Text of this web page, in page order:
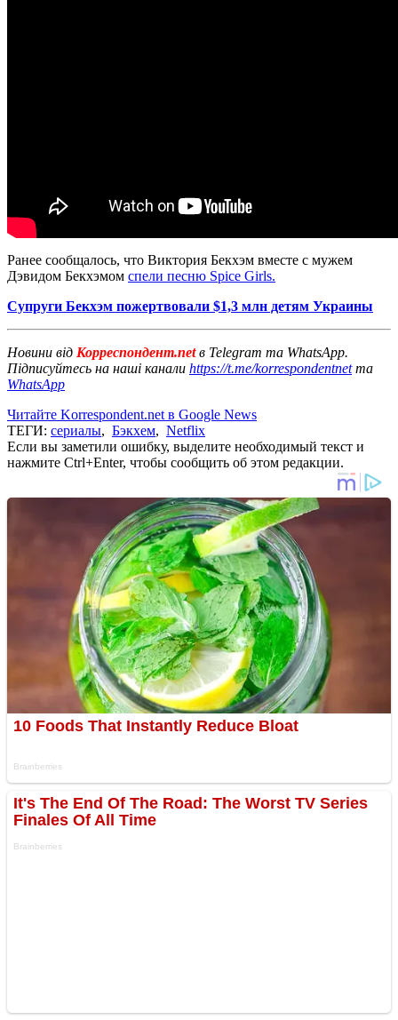
Ранее сообщалось, что Виктория Бекхэм вместе с мужем
Дэвидом Бекхэмом спели песню Spice Girls.
Супруги Бекхэм пожертвовали $1,3 млн детям Украины
Новини від Корреспондент.netв Telegram та WhatsApp.
Підписуйтесь на наші канали https://t.me/korrespondentnetта
WhatsApp
Читайте Korrespondent.net в Google News
ТЕГИ: сериалы, Бэкхем, Netflix
Если вы заметили ошибку, выделите необходимый текст и
нажмите Ctrl+Enter, чтобы сообщить об этом редакции.